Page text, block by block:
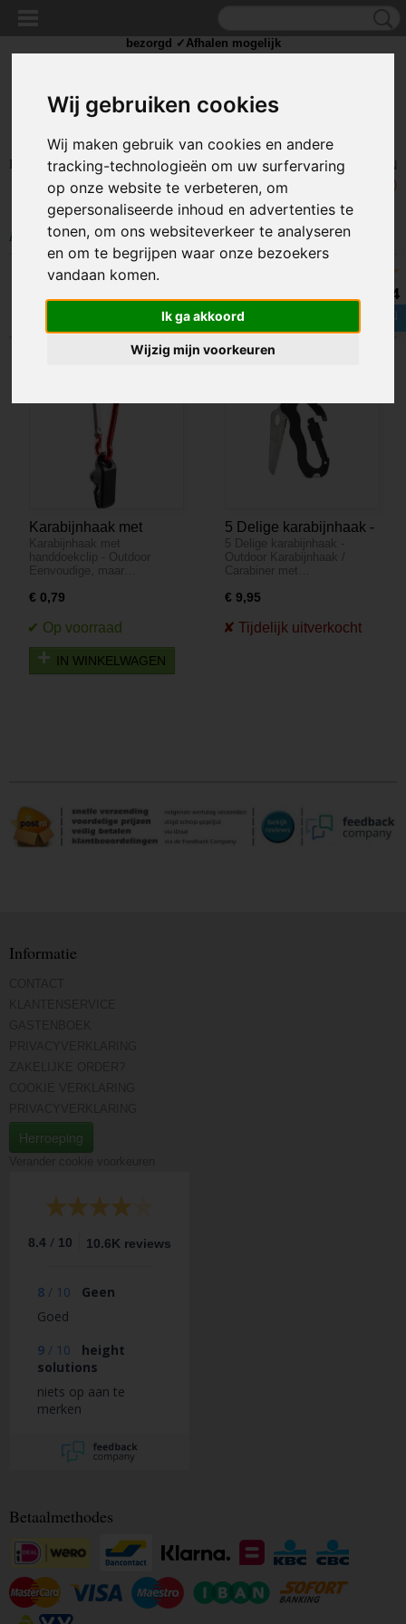
Wij gebruiken cookies
Wij maken gebruik van cookies en andere
tracking-technologieën om uw surfervaring
op onze website te verbeteren, om
gepersonaliseerde inhoud en advertenties te
tonen, om ons websiteverkeer te analyseren
en om te begrijpen waar onze bezoekers
vandaan komen.
Ik ga akkoord
Wijzig mijn voorkeuren
Inloggen Registreren
UW WINKELWAGEN
(0)
Home >VAKANTIE>Karabijn haken
Karabijnhaak met
handdoekclip - Outdoor
Karabijnhaak met
handdoekclip - Outdoor
Eenvoudige, maar…
€ 0,79
IN WINKELWAGEN
5 Delige karabijnhaak -
Outdoor
5 Delige karabijnhaak -
Outdoor Karabijnhaak /
Carabiner met…
€ 9,95
bezorgd ✓Afhalen mogelijk
8.4
Informatie
Herroeping
8.4 / 10 10.6K reviews
8 / 10
Geen
Goed
9 / 10
height
solutions
niets op aan te
merken
Betaalmethodes